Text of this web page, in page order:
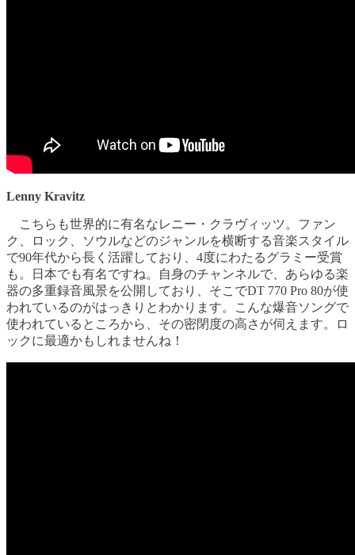
Lenny Kravitz
こちらも世界的に有名なレニー・クラヴィッツ。ファン
ク、ロック、ソウルなどのジャンルを横断する音楽スタイル
で90年代から長く活躍しており、4度にわたるグラミー受賞
も。日本でも有名ですね。自身のチャンネルで、あらゆる楽
器の多重録音風景を公開しており、そこでDT 770 Pro 80が使
われているのがはっきりとわかります。こんな爆音ソングで
使われているところから、その密閉度の高さが伺えます。ロ
ックに最適かもしれませんね！